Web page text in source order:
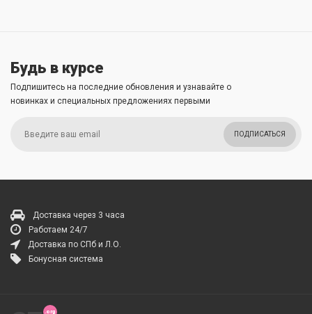
Будь в курсе
Подпишитесь на последние обновления и узнавайте о
новинках и специальных предложениях первыми
ПОДПИСАТЬСЯ
Доставка через 3 часа
Работаем 24/7
Доставка по СПб и Л.О.
Бонусная система